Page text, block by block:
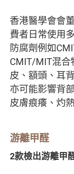
香港醫學會會
費者日常使用
防腐劑例如
CMIT/MIT混合
皮、額頭、耳
亦可能影響背
皮膚痕癢、灼
游離甲醛
2款檢出游離甲